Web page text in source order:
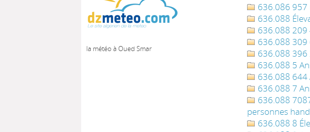
636.086 957
636.088
636.088 209
636.088 309
636.088 396
636.088 5
636.088 644
636.088 7
636.088
personnes
636.088 8
la météo à Oued Smar